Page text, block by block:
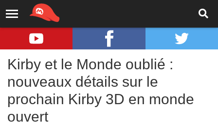
Kirby et le Monde oublié :
nouveaux détails sur le
prochain Kirby 3D en monde
ouvert